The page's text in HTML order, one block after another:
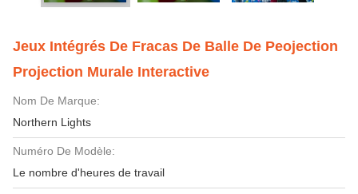
Jeux Intégrés De Fracas De Balle De Peojection
Projection Murale Interactive
Nom De Marque:
Northern Lights
Numéro De Modèle:
Le nombre d'heures de travail